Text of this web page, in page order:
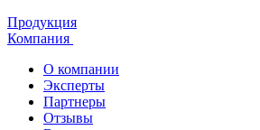
Продукция
Компания
О компании
Эксперты
Партнеры
Отзывы